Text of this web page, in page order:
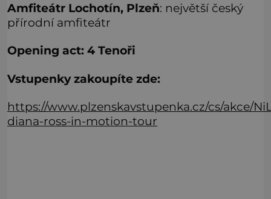
Amfiteátr Lochotín, Plzeň: největší český
přírodní amfiteátr
Opening act: 4 Tenoři
Vstupenky zakoupíte zde:
https://www.plzenskavstupenka.cz/cs/akce/
diana-ross-in-motion-tour